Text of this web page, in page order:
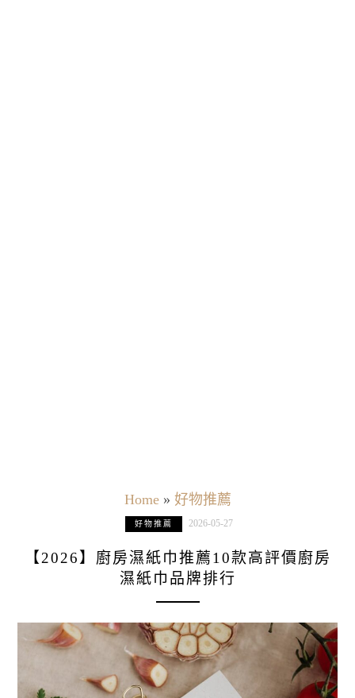
Home» 好物推薦
好物推薦 2026-05-27
【2026】廚房濕紙巾推薦10款高評價廚房
濕紙巾品牌排行